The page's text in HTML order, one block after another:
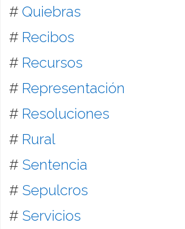
# Quiebras
# Recibos
# Recursos
# Representación
# Resoluciones
# Rural
# Sentencia
# Sepulcros
# Servicios